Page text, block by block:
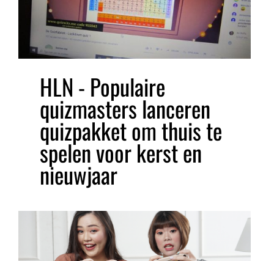
HLN - Populaire
quizmasters lanceren
quizpakket om thuis te
spelen voor kerst en
nieuwjaar